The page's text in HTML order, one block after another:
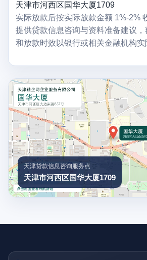
天津市河西区国华大厦1709
实际放款后按实际放款金额 1%-2%
提供贷款信息咨询与资料准备建议
和放款时效以银行或相关金融机构实
天津贷款信息咨询服务点
天津市河西区国华大厦1709